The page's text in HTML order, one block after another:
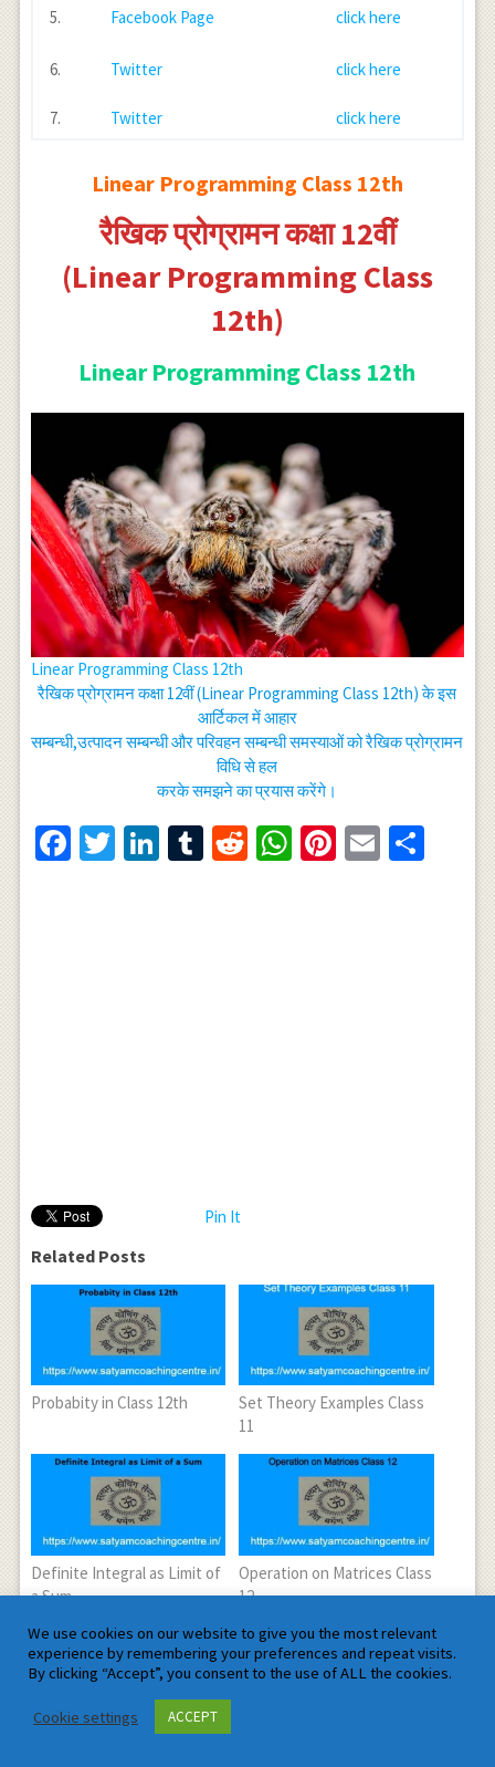
5. Facebook Page click here
6. Twitter click here
7. Twitter click here
Linear Programming Class 12th
रैखिक प्रोग्रामन कक्षा 12वीं
(Linear Programming Class
12th)
Linear Programming Class 12th
Linear Programming Class 12th
रैखिक प्रोग्रामन कक्षा 12वीं (Linear Programming Class 12th) के इस
आर्टिकल में आहार
सम्बन्धी,उत्पादन सम्बन्धी और परिवहन सम्बन्धी समस्याओं को रैखिक प्रोग्रामन
विधि से हल
करके समझने का प्रयास करेंगे।
Facebook
Twitter
LinkedIn
Tumblr
RedditWhatsApp
Pinterest
Email
Pin It
Related Posts
Probabity in Class 12th
Set Theory Examples Class
11
Definite Integral as Limit of
a Sum
Operation on Matrices Class
12
We use cookies on our website to give you the most relevant
experience by remembering your preferences and repeat visits.
By clicking “Accept”, you consent to the use of ALL the cookies.
Cookie settings ACCEPT